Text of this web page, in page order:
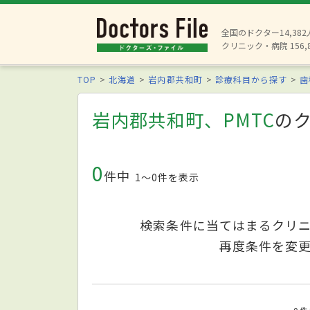
全国のドクター14,382
クリニック・病院
TOP 北海道 岩内郡共和町 診療科目から探す
岩内郡共和町、PMTCの
0件中 1〜0件を表示
検索条件に当てはまるクリ
再度条件を変